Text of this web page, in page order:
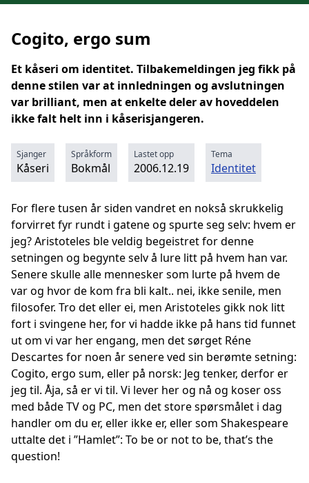
Cogito, ergo sum
Et kåseri om identitet. Tilbakemeldingen jeg fikk på
denne stilen var at innledningen og avslutningen
var brilliant, men at enkelte deler av hoveddelen
ikke falt helt inn i kåserisjangeren.
Sjanger
Kåseri
Språkform
Bokmål
Lastet opp
2006.12.19
Tema
Identitet
For flere tusen år siden vandret en nokså skrukkelig
forvirret fyr rundt i gatene og spurte seg selv: hvem er
jeg? Aristoteles ble veldig begeistret for denne
setningen og begynte selv å lure litt på hvem han var.
Senere skulle alle mennesker som lurte på hvem de
var og hvor de kom fra bli kalt.. nei, ikke senile, men
filosofer. Tro det eller ei, men Aristoteles gikk nok litt
fort i svingene her, for vi hadde ikke på hans tid funnet
ut om vi var her engang, men det sørget Réne
Descartes for noen år senere ved sin berømte setning:
Cogito, ergo sum, eller på norsk: Jeg tenker, derfor er
jeg til. Åja, så er vi til. Vi lever her og nå og koser oss
med både TV og PC, men det store spørsmålet i dag
handler om du er, eller ikke er, eller som Shakespeare
uttalte det i ”Hamlet”: To be or not to be, that’s the
question!